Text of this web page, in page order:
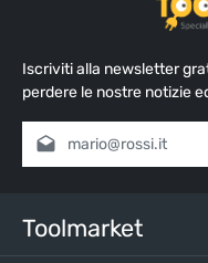
Iscriviti alla newsletter
perdere le nostre notizie
Indirizzo e-mail*
nostri termini e
Inserisci i caratteri sopra*
Toolmarket